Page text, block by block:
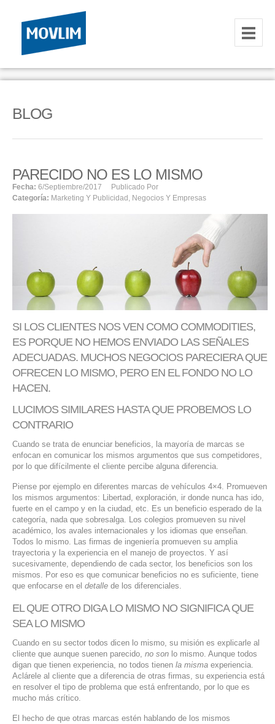
INICIO
HOSTING
HOSTING
RESELLER
SERVIDORES DEDICADOS
AGENCIA DIGITAL
PAGINA WEB CON CATÁLOGO DE PRODUCTOS
PAGINAS WEB A MEDIDA
APPS PARA NEGOCIOS
MARKETING DIGITAL
EMAIL MARKETING
SERVICIOS DE TI
ASESORÍA TECNOLÓGICA
TRANSFORMACIÓN DIGITAL
BLOG
CONTACTO
BLOG
PARECIDO NO ES LO MISMO
Fecha: 6/septiembre/2017
Publicado Por
Categoría: Marketing Y Publicidad , Negocios Y Empresas
SI LOS CLIENTES NOS VEN COMO COMMODITIES,
ES PORQUE NO HEMOS ENVIADO LAS SEÑALES
ADECUADAS. MUCHOS NEGOCIOS PARECIERA QUE
OFRECEN LO MISMO, PERO EN EL FONDO NO LO
HACEN.
LUCIMOS SIMILARES HASTA QUE PROBEMOS LO
CONTRARIO
Cuando se trata de enunciar beneficios, la mayoría de marcas se
enfocan en comunicar los mismos argumentos que sus competidores,
por lo que difícilmente el cliente percibe alguna diferencia.
Piense por ejemplo en diferentes marcas de vehículos 4×4. Promueven
los mismos argumentos: Libertad, exploración, ir donde nunca has ido,
fuerte en el campo y en la ciudad, etc. Es un beneficio esperado de la
categoría, nada que sobresalga. Los colegios promueven su nivel
académico, los avales internacionales y los idiomas que enseñan.
Todos lo mismo. Las firmas de ingeniería promueven su amplia
trayectoria y la experiencia en el manejo de proyectos. Y así
sucesivamente, dependiendo de cada sector, los beneficios son los
mismos. Por eso es que comunicar beneficios no es suficiente, tiene
que enfocarse en el detalle de los diferenciales.
EL QUE OTRO DIGA LO MISMO NO SIGNIFICA QUE
SEA LO MISMO
Cuando en su sector todos dicen lo mismo, su misión es explicarle al
cliente que aunque suenen parecido, no son lo mismo. Aunque todos
digan que tienen experiencia, no todos tienen la misma experiencia.
Aclárele al cliente que a diferencia de otras firmas, su experiencia está
en resolver el tipo de problema que está enfrentando, por lo que es
mucho más crítico.
El hecho de que otras marcas estén hablando de los mismos